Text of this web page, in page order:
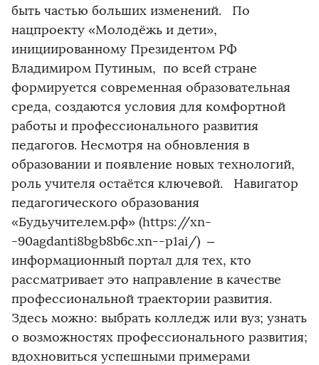
быть частью больших изменений. По
нацпроекту «Молодёжь и дети»,
инициированному Президентом РФ
Владимиром Путиным, по всей стране
формируется современная образовательная
среда, создаются условия для комфортной
работы и профессионального развития
педагогов. Несмотря на обновления в
образовании и появление новых технологий,
роль учителя остаётся ключевой. Навигатор
педагогического образования
«Будьучителем.рф» (https://xn-
-90agdanti8bgb8b6c.xn--p1ai/) –
информационный портал для тех, кто
рассматривает это направление в качестве
профессиональной траектории развития.
Здесь можно: выбрать колледж или вуз; узнать
о возможностях профессионального развития;
вдохновиться успешными примерами